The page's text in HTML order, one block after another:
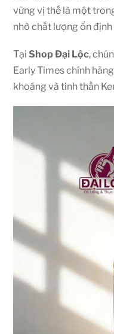
vững vị thế là một
nhờ chất lượng ổn
TạiShop Đại Lộc,
Early Times chính
khoáng và tinh thần